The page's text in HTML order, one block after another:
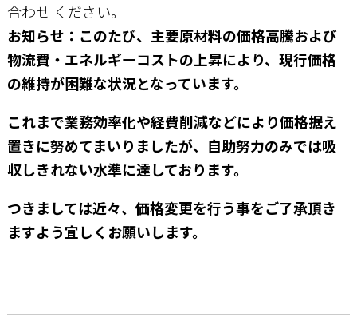
合わせ ください。
お知らせ：このたび、主要原材料の価格高騰および
物流費・エネルギーコストの上昇により、現行価格
の維持が困難な状況となっています。
これまで業務効率化や経費削減などにより価格据え
置きに努めてまいりましたが、自助努力のみでは吸
収しきれない水準に達しております。
つきましては近々、価格変更を行う事をご了承頂き
ますよう宜しくお願いします。